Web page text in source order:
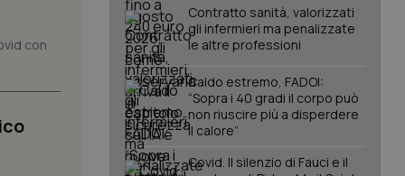
con
Contratto sanità, valorizzati
gli infermieri ma penalizzate
le altre professioni
Caldo estremo, FADOI:
“Sopra i 40 gradi il corpo può
non riuscire più a disperdere
il calore”
Covid. Il silenzio di Fauci e il
sulle pagine
le
sul consenso